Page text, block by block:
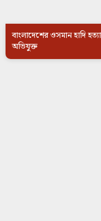
বাংলাদেশের ওসমান হাদি
অভিযুক্ত